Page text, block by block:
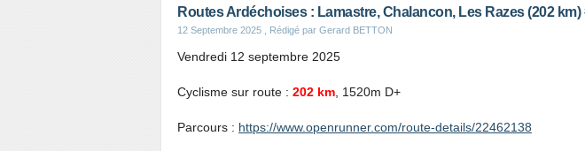
Routes Ardéchoises : Lamastre, Chalancon, Les Razes (202 km)
12 Septembre 2025 , Rédigé par Gerard BETTON
Vendredi 12 septembre 2025
Cyclisme sur route : 202 km , 1520m D+
Parcours : https://www.openrunner.com/route-details/22462138